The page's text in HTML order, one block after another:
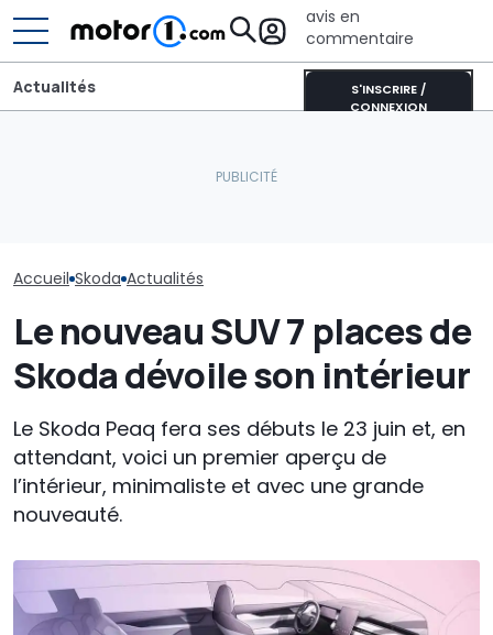
avis en
commentaire
S'INSCRIRE /
CONNEXION
Actualités
Accueil Skoda Actualités
Le nouveau SUV 7 places de
Skoda dévoile son intérieur
Le Skoda Peaq fera ses débuts le 23 juin et, en
attendant, voici un premier aperçu de
l’intérieur, minimaliste et avec une grande
nouveauté.